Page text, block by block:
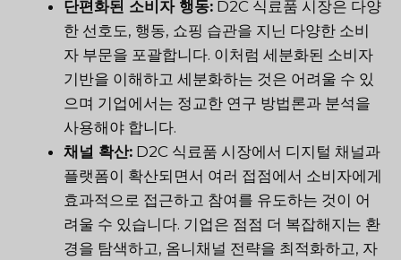
단편화된 소비자 행동: D2C 식료품 시장은 다양
한 선호도, 행동, 쇼핑 습관을 지닌 다양한 소비
자 부문을 포괄합니다. 이처럼 세분화된 소비자
기반을 이해하고 세분화하는 것은 어려울 수 있
으며 기업에서는 정교한 연구 방법론과 분석을
사용해야 합니다.
채널 확산: D2C 식료품 시장에서 디지털 채널과
플랫폼이 확산되면서 여러 접점에서 소비자에게
효과적으로 접근하고 참여를 유도하는 것이 어
려울 수 있습니다. 기업은 점점 더 복잡해지는 환
경을 탐색하고, 옴니채널 전략을 최적화하고, 자